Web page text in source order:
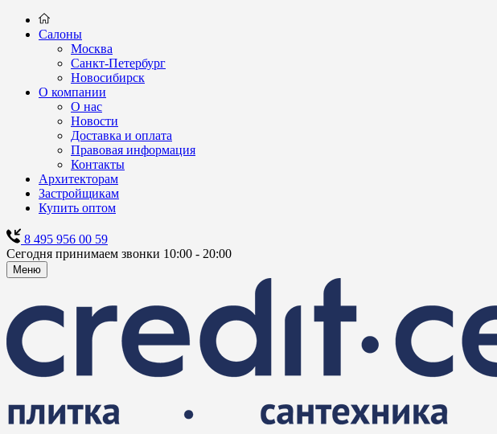
Салоны
Москва
Санкт-Петербург
Новосибирск
О компании
О нас
Новости
Доставка и оплата
Правовая информация
Контакты
Архитекторам
Застройщикам
Купить оптом
8 495 956 00 59
Сегодня принимаем звонки 10:00 - 20:00
Меню